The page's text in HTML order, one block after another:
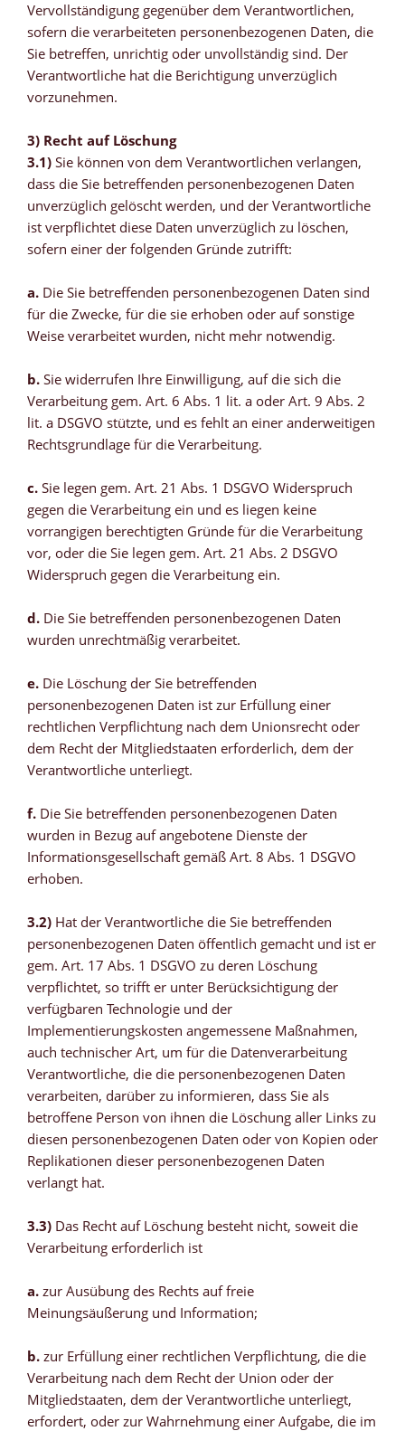
Vervollständigung gegenüber dem Verantwortlichen,
sofern die verarbeiteten personenbezogenen Daten, die
Sie betreffen, unrichtig oder unvollständig sind. Der
Verantwortliche hat die Berichtigung unverzüglich
vorzunehmen.
3) Recht auf Löschung
3.1) Sie können von dem Verantwortlichen verlangen,
dass die Sie betreffenden personenbezogenen Daten
unverzüglich gelöscht werden, und der Verantwortliche
ist verpflichtet diese Daten unverzüglich zu löschen,
sofern einer der folgenden Gründe zutrifft:
a. Die Sie betreffenden personenbezogenen Daten sind
für die Zwecke, für die sie erhoben oder auf sonstige
Weise verarbeitet wurden, nicht mehr notwendig.
b. Sie widerrufen Ihre Einwilligung, auf die sich die
Verarbeitung gem. Art. 6 Abs. 1 lit. a oder Art. 9 Abs. 2
lit. a DSGVO stützte, und es fehlt an einer anderweitigen
Rechtsgrundlage für die Verarbeitung.
c. Sie legen gem. Art. 21 Abs. 1 DSGVO Widerspruch
gegen die Verarbeitung ein und es liegen keine
vorrangigen berechtigten Gründe für die Verarbeitung
vor, oder die Sie legen gem. Art. 21 Abs. 2 DSGVO
Widerspruch gegen die Verarbeitung ein.
d. Die Sie betreffenden personenbezogenen Daten
wurden unrechtmäßig verarbeitet.
e. Die Löschung der Sie betreffenden
personenbezogenen Daten ist zur Erfüllung einer
rechtlichen Verpflichtung nach dem Unionsrecht oder
dem Recht der Mitgliedstaaten erforderlich, dem der
Verantwortliche unterliegt.
f. Die Sie betreffenden personenbezogenen Daten
wurden in Bezug auf angebotene Dienste der
Informationsgesellschaft gemäß Art. 8 Abs. 1 DSGVO
erhoben.
3.2) Hat der Verantwortliche die Sie betreffenden
personenbezogenen Daten öffentlich gemacht und ist er
gem. Art. 17 Abs. 1 DSGVO zu deren Löschung
verpflichtet, so trifft er unter Berücksichtigung der
verfügbaren Technologie und der
Implementierungskosten angemessene Maßnahmen,
auch technischer Art, um für die Datenverarbeitung
Verantwortliche, die die personenbezogenen Daten
verarbeiten, darüber zu informieren, dass Sie als
betroffene Person von ihnen die Löschung aller Links zu
diesen personenbezogenen Daten oder von Kopien oder
Replikationen dieser personenbezogenen Daten
verlangt hat.
3.3) Das Recht auf Löschung besteht nicht, soweit die
Verarbeitung erforderlich ist
a. zur Ausübung des Rechts auf freie
Meinungsäußerung und Information;
b. zur Erfüllung einer rechtlichen Verpflichtung, die die
Verarbeitung nach dem Recht der Union oder der
Mitgliedstaaten, dem der Verantwortliche unterliegt,
erfordert, oder zur Wahrnehmung einer Aufgabe, die im